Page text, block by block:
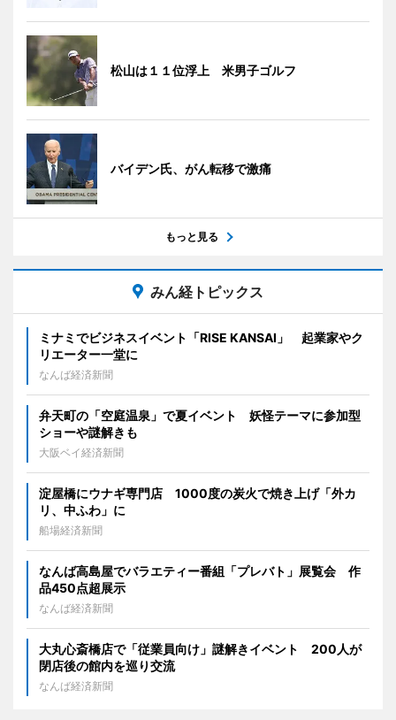
松山は１１位浮上 米男子ゴルフ
バイデン氏、がん転移で激痛
もっと見る
みん経トピックス
ミナミでビジネスイベント「RISE KANSAI」 起業家やク
リエーター一堂に
なんば経済新聞
弁天町の「空庭温泉」で夏イベント 妖怪テーマに参加型
ショーや謎解きも
大阪ベイ経済新聞
淀屋橋にウナギ専門店 1000度の炭火で焼き上げ「外カ
リ、中ふわ」に
船場経済新聞
なんば高島屋でバラエティー番組「プレバト」展覧会 作
品450点超展示
なんば経済新聞
大丸心斎橋店で「従業員向け」謎解きイベント 200人が
閉店後の館内を巡り交流
なんば経済新聞